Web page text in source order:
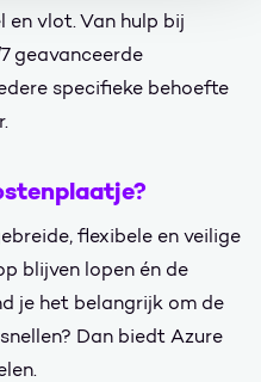
en vlot. Van hulp bij
geavanceerde
specifieke behoefte
flexibele en veilige
blijven lopen én de
je het belangrijk om de
Dan biedt Azure